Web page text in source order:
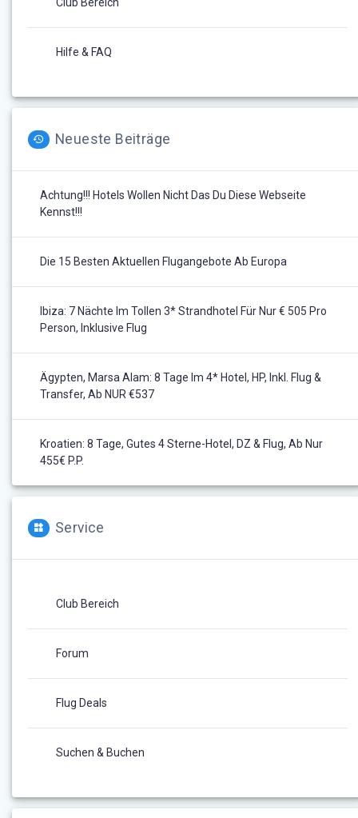
Club Bereich
Hilfe & FAQ
Neueste Beiträge
Achtung!!! Hotels Wollen Nicht Das Du Diese Webseite
Kennst!!!
Die 15 Besten Aktuellen Flugangebote Ab Europa
Ibiza: 7 Nächte Im Tollen 3* Strandhotel Für Nur € 505 Pro
Person, Inklusive Flug
Ägypten, Marsa Alam: 8 Tage Im 4* Hotel, HP, Inkl. Flug &
Transfer, Ab NUR €537
Kroatien: 8 Tage, Gutes 4 Sterne-Hotel, DZ & Flug, Ab Nur
455€ P.P.
Service
Club Bereich
Forum
Flug Deals
Suchen & Buchen